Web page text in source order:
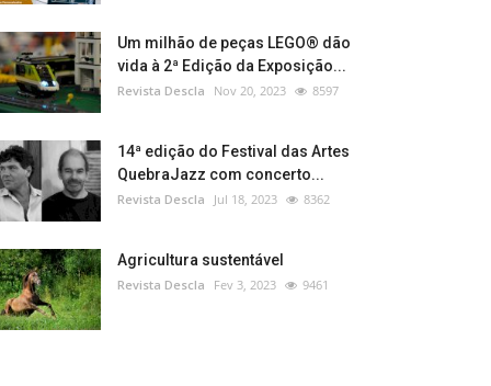
Um milhão de peças LEGO® dão
vida à 2ª Edição da Exposição...
Revista Descla Nov 20, 2023 8597
14ª edição do Festival das Artes
QuebraJazz com concerto...
Revista Descla Jul 18, 2023 8362
Agricultura sustentável
Revista Descla Fev 3, 2023 9461